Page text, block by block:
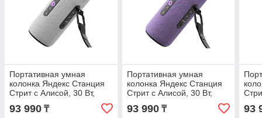
Портативная умная
колонка Яндекс Станция
Стрит с Алисой, 30 Вт,
93 990 ₸
Портативная умная
колонка Яндекс Станция
Стрит с Алисой, 30 Вт,
Фиолетовый
93 990₸ 93